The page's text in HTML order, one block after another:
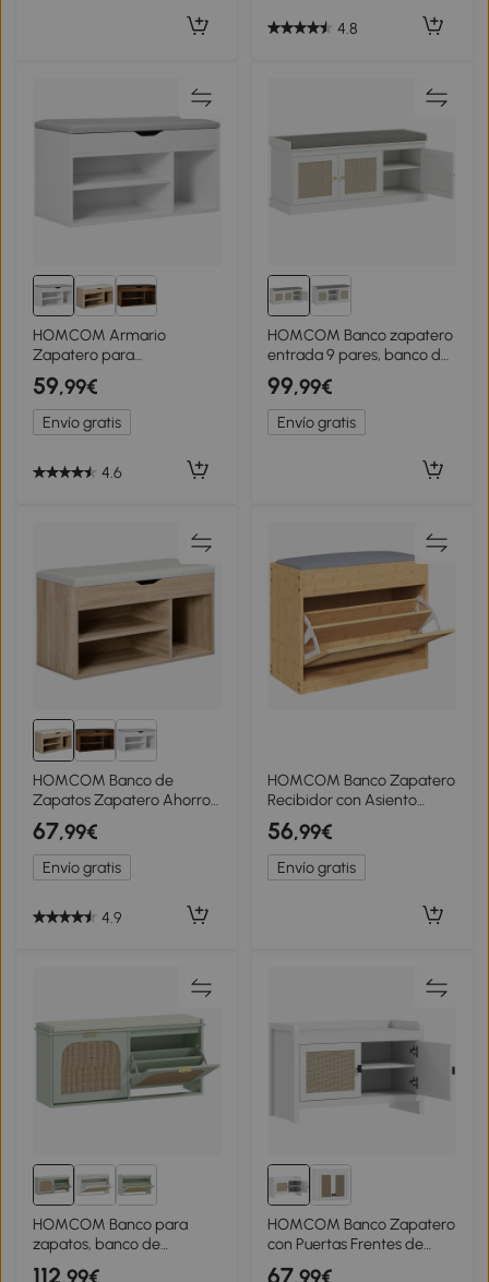
4.8
HOMCOM Armario
Zapatero para
Almacenamiento Banco de
Zapatero con Asiento
Estantes Cajón y Cojín Dos
Niveles para Entrada y
Carga Max 120kg
59,99€
Envío gratis
4.6
HOMCOM Banco zapatero
entrada 9 pares, banco de
almacenamiento, 3 puertas
de ratán, cojín y estante
ajustable, 105x35x47cm,
blanco
99,99€
Envío gratis
HOMCOM Banco de
Zapatos Zapatero Ahorro
de Espacio con 2 Estantes
Abiertos y Espacio
Deslizable en Madera y
Cuero PU 80x30x45 cm
67,99€
Envío gratis
4.9
HOMCOM Banco Zapatero
Recibidor con Asiento
Acolchado Cajón Abatible
Puerta de Ratán Estante
Ajustable para Entrada
Natural
56,99€
Envío gratis
HOMCOM Banco para
zapatos, banco de
almacenamiento, asiento
112,99€
HOMCOM Banco Zapatero
con Puertas Frentes de
Ratán Balda Extraíble para
67,99€